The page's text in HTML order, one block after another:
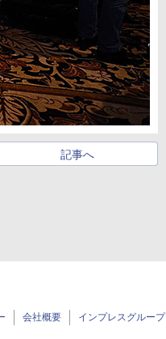
記事へ
会社概要 インプレスグループ